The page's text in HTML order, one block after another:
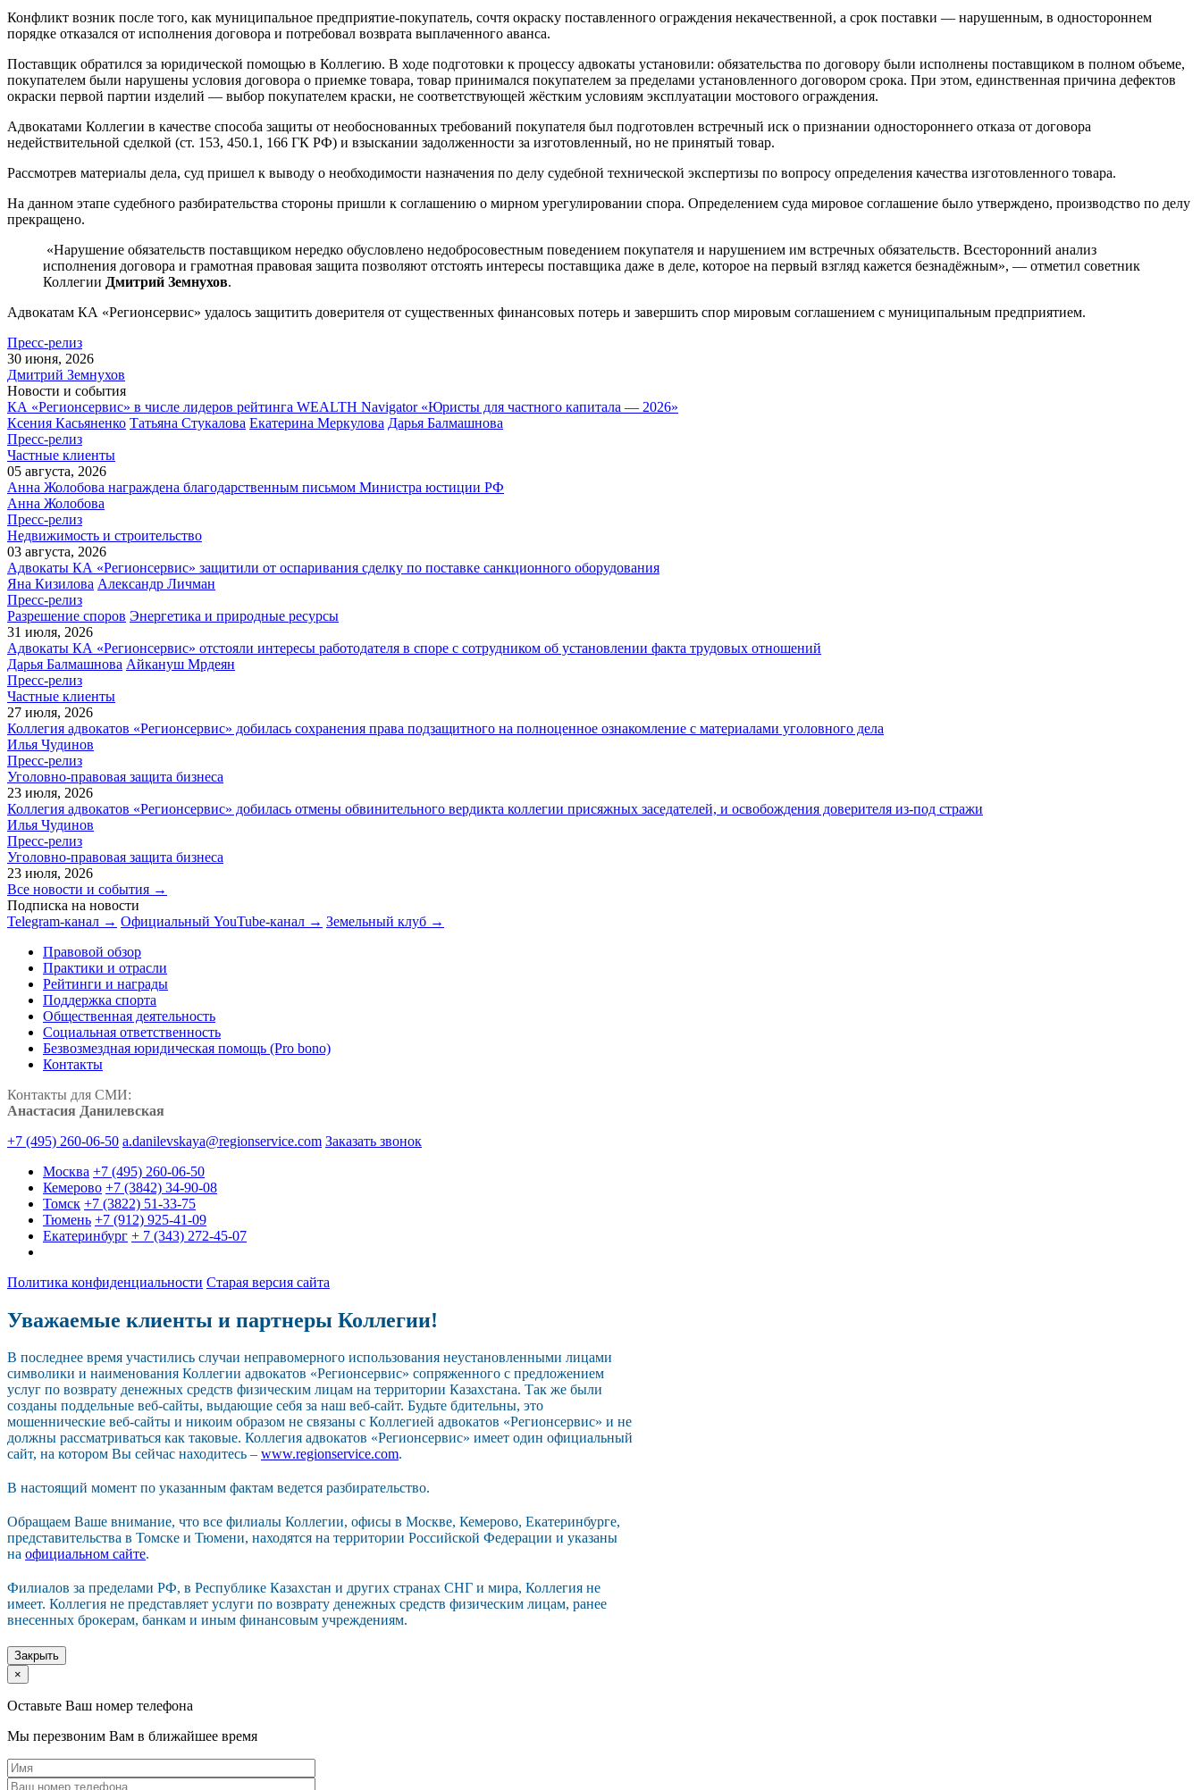
Конфликт возник после того, как муниципальное предприятие-покупатель, сочтя окраску поставленного ограждения некачественной, а срок поставки — нарушенным, в одностороннем
порядке отказался от исполнения договора и потребовал возврата выплаченного аванса.
Поставщик обратился за юридической помощью в Коллегию. В ходе подготовки к процессу адвокаты установили: обязательства по договору были исполнены поставщиком в полном объеме,
покупателем были нарушены условия договора о приемке товара, товар принимался покупателем за пределами установленного договором срока. При этом, единственная причина дефектов
окраски первой партии изделий — выбор покупателем краски, не соответствующей жёстким условиям эксплуатации мостового ограждения.
Адвокатами Коллегии в качестве способа защиты от необоснованных требований покупателя был подготовлен встречный иск о признании одностороннего отказа от договора
недействительной сделкой (ст. 153, 450.1, 166 ГК РФ) и взыскании задолженности за изготовленный, но не принятый товар.
Рассмотрев материалы дела, суд пришел к выводу о необходимости назначения по делу судебной технической экспертизы по вопросу определения качества изготовленного товара.
На данном этапе судебного разбирательства стороны пришли к соглашению о мирном урегулировании спора. Определением суда мировое соглашение было утверждено, производство по делу
прекращено.
«Нарушение обязательств поставщиком нередко обусловлено недобросовестным поведением покупателя и нарушением им встречных обязательств. Всесторонний анализ
исполнения договора и грамотная правовая защита позволяют отстоять интересы поставщика даже в деле, которое на первый взгляд кажется безнадёжным», — отметил советник
Коллегии Дмитрий Земнухов.
Адвокатам КА «Регионсервис» удалось защитить доверителя от существенных финансовых потерь и завершить спор мировым соглашением с муниципальным предприятием.
Пресс-релиз
30 июня, 2026
Дмитрий Земнухов
Новости и события
КА «Регионсервис» в числе лидеров рейтинга WEALTH Navigator «Юристы для частного капитала — 2026»
Ксения Касьяненко Татьяна Стукалова Екатерина Меркулова Дарья Балмашнова
Пресс-релиз
Частные клиенты
05 августа, 2026
Анна Жолобова награждена благодарственным письмом Министра юстиции РФ
Анна Жолобова
Пресс-релиз
Недвижимость и строительство
03 августа, 2026
Адвокаты КА «Регионсервис» защитили от оспаривания сделку по поставке санкционного оборудования
Яна Кизилова Александр Личман
Пресс-релиз
Разрешение споров Энергетика и природные ресурсы
31 июля, 2026
Адвокаты КА «Регионсервис» отстояли интересы работодателя в споре с сотрудником об установлении факта трудовых отношений
Дарья Балмашнова Айкануш Мрдеян
Пресс-релиз
Частные клиенты
27 июля, 2026
Коллегия адвокатов «Регионсервис» добилась сохранения права подзащитного на полноценное ознакомление с материалами уголовного дела
Илья Чудинов
Пресс-релиз
Уголовно-правовая защита бизнеса
23 июля, 2026
Коллегия адвокатов «Регионсервис» добилась отмены обвинительного вердикта коллегии присяжных заседателей, и освобождения доверителя из-под стражи
Илья Чудинов
Пресс-релиз
Уголовно-правовая защита бизнеса
23 июля, 2026
Все новости и события →
Подписка на новости
Telegram-канал → Официальный YouTube-канал → Земельный клуб →
Правовой обзор
Практики и отрасли
Рейтинги и награды
Поддержка спорта
Общественная деятельность
Социальная ответственность
Безвозмездная юридическая помощь (Pro bono)
Контакты
Контакты для СМИ:
Анастасия Данилевская
+7 (495) 260-06-50 a.danilevskaya@regionservice.com Заказать звонок
Москва +7 (495) 260-06-50
Кемерово +7 (3842) 34-90-08
Томск +7 (3822) 51-33-75
Тюмень +7 (912) 925-41-09
Екатеринбург + 7 (343) 272-45-07
Политика конфиденциальности Старая версия сайта
Уважаемые клиенты и партнеры Коллегии!
В последнее время участились случаи неправомерного использования неустановленными лицами
символики и наименования Коллегии адвокатов «Регионсервис» сопряженного с предложением
услуг по возврату денежных средств физическим лицам на территории Казахстана. Так же были
созданы поддельные веб-сайты, выдающие себя за наш веб-сайт. Будьте бдительны, это
мошеннические веб-сайты и никоим образом не связаны с Коллегией адвокатов «Регионсервис» и не
должны рассматриваться как таковые. Коллегия адвокатов «Регионсервис» имеет один официальный
сайт, на котором Вы сейчас находитесь – www.regionservice.com.
В настоящий момент по указанным фактам ведется разбирательство.
Обращаем Ваше внимание, что все филиалы Коллегии, офисы в Москве, Кемерово, Екатеринбурге,
представительства в Томске и Тюмени, находятся на территории Российской Федерации и указаны
на официальном сайте.
Филиалов за пределами РФ, в Республике Казахстан и других странах СНГ и мира, Коллегия не
имеет. Коллегия не представляет услуги по возврату денежных средств физическим лицам, ранее
внесенных брокерам, банкам и иным финансовым учреждениям.
Закрыть
×
Оставьте Ваш номер телефона
Мы перезвоним Вам в ближайшее время